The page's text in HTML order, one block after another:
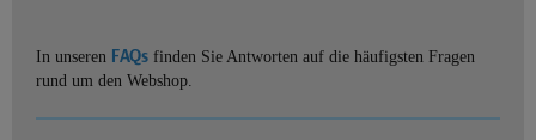
In unseren FAQs finden Sie Antworten auf die häufigsten Fragen
rund um den Webshop.